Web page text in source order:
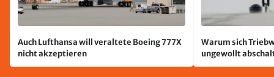
Auch Lufthansa will veraltete Boeing 777X
nicht akzeptieren
Warum sich
ungewollt
passiert